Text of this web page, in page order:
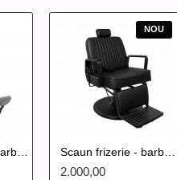
NOU
2.000,00